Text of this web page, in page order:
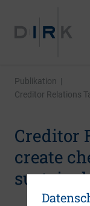
Publikation |
Creditor Relations
Creditor
create